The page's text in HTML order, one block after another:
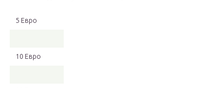
5 Евро
10 Евро